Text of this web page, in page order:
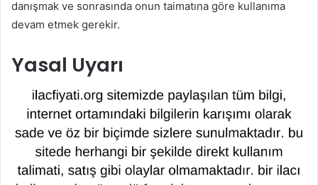
danışmak ve sonrasında onun taimatına göre kullanıma
devam etmek gerekir.
Yasal Uyarı